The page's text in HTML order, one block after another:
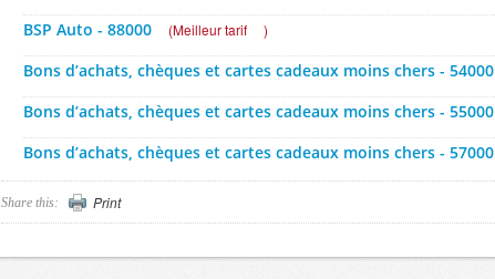
BSP Auto - 88000 (Meilleur tarif )
Bons d’achats, chèques et cartes cadeaux moins chers - 54000
Bons d’achats, chèques et cartes cadeaux moins chers - 55000
Bons d’achats, chèques et cartes cadeaux moins chers - 57000
Bons d’achats, chèques et cartes cadeaux moins chers - 88000
Share this: Print